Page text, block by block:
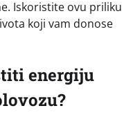
Iskoristite ovu priliku
koji vam donose
energiju